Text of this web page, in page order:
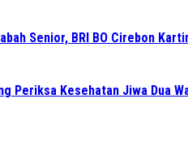
Senior, BRI BO Cirebon
Periksa Kesehatan Jiwa Dua